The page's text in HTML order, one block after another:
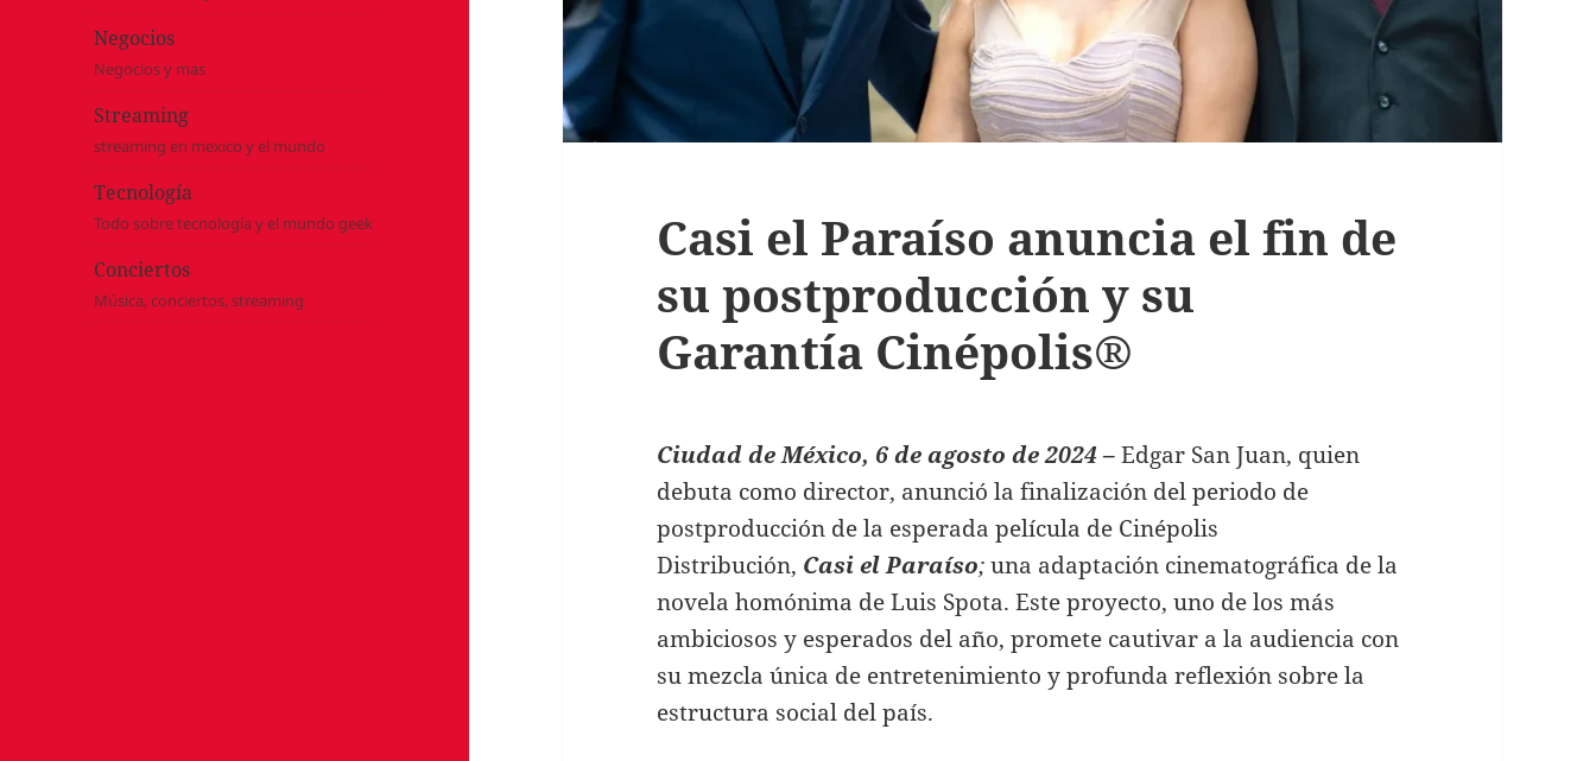
Negocios
Negocios y mas
Streaming
streaming en mexico y el mundo
Tecnología
Todo sobre tecnología y el mundo geek
Conciertos
Música, conciertos, streaming
Casi el Paraíso anuncia el fin de
su postproducción y su
Garantía Cinépolis®
Ciudad de México, 6 de agosto de 2024 –Edgar San Juan, quien
debuta como director, anunció la finalización del periodo de
postproducción de la esperada película de Cinépolis
Distribución, Casi el Paraíso;una adaptación cinematográfica de la
novela homónima de Luis Spota. Este proyecto, uno de los más
ambiciosos y esperados del año, promete cautivar a la audiencia con
su mezcla única de entretenimiento y profunda reflexión sobre la
estructura social del país.